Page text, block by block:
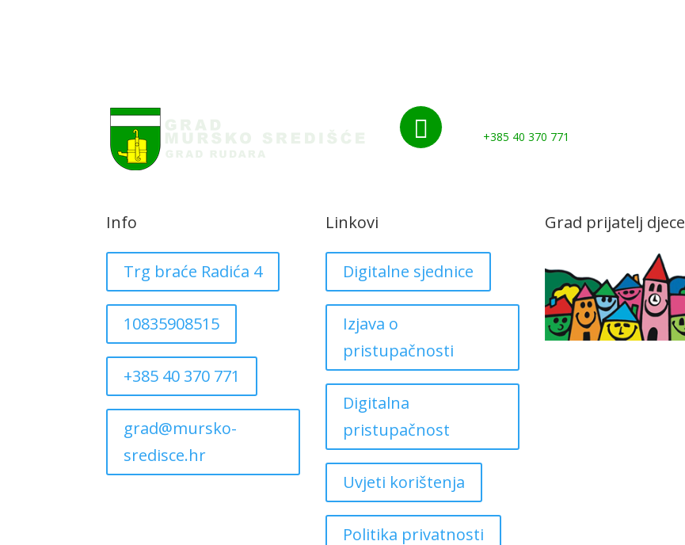
 +385 40 370 771
Info
Trg braće Radića 4
10835908515
+385 40 370 771
grad@mursko-
sredisce.hr
Linkovi
Digitalne sjednice
Izjava o
pristupačnosti
Digitalna
pristupačnost
Uvjeti korištenja
Politika privatnosti
Grad prijatelj djece